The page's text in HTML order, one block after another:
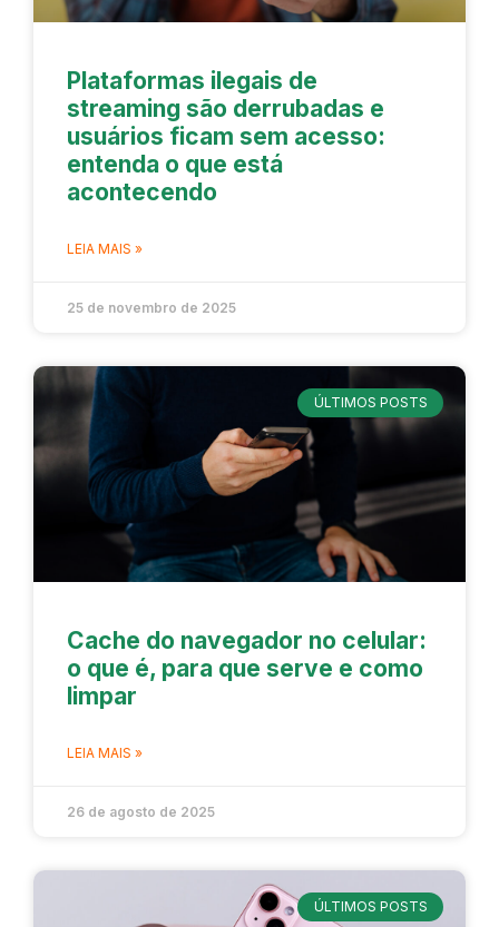
Plataformas ilegais de
streaming são derrubadas e
usuários ficam sem acesso:
entenda o que está
acontecendo
LEIA MAIS »
25 de novembro de 2025
ÚLTIMOS POSTS
Cache do navegador no celular:
o que é, para que serve e como
limpar
LEIA MAIS »
26 de agosto de 2025
ÚLTIMOS POSTS